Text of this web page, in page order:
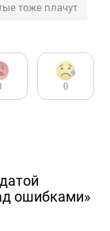
тоже плачут
0
ошибками»